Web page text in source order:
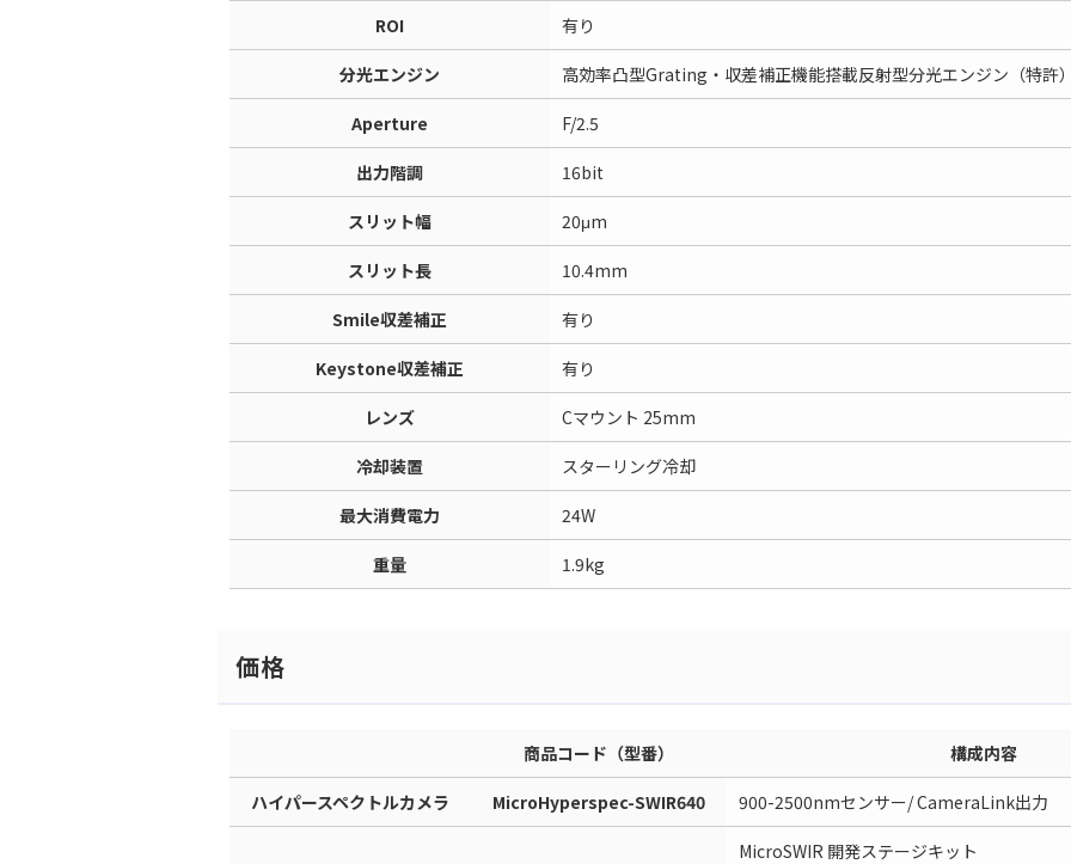
ROI 有り
分光エンジン 高効率凸型Grating・収差補正機能搭載反射型分光エンジン（特許
Aperture F/2.5
出力階調 16bit
スリット幅 20μm
スリット長 10.4mm
Smile収差補正 有り
Keystone収差補正 有り
レンズ Cマウント 25mm
冷却装置 スターリング冷却
最大消費電力 24W
重量 1.9kg
価格
商品コード（型番） 構成内容
ハイパースペクトルカメラ MicroHyperspec-SWIR640 900-2500nmセンサー/ CameraLink出力
MicroSWIR 開発ステージキット